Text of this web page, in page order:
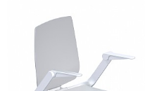
Firma Normbau – einem
Anbieter von Care
Architects hat bereits
entworfen, darunter eine
Haltegriffen und vieles